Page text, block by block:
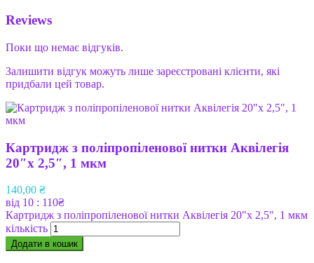
Reviews
Поки що немає відгуків.
Залишити відгук можуть лише зареєстровані клієнти, які
придбали цей товар.
Картридж з поліпропіленової нитки Аквілегія
20″х 2,5″, 1 мкм
140,00 ₴
від 10 : 110₴
Картридж з поліпропіленової нитки Аквілегія 20"х 2,5", 1 мкм
кількість
Додати в кошик